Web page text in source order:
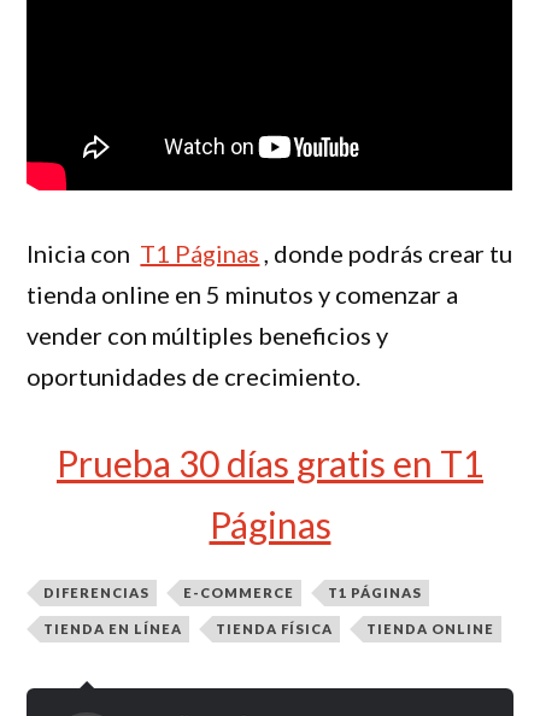
Inicia con T1 Páginas , donde podrás crear tu
tienda online en 5 minutos y comenzar a
vender con múltiples beneficios y
oportunidades de crecimiento.
Prueba 30 días gratis en T1
Páginas
DIFERENCIAS E-COMMERCE T1 PÁGINAS
TIENDA EN LÍNEA TIENDA FÍSICA TIENDA ONLINE